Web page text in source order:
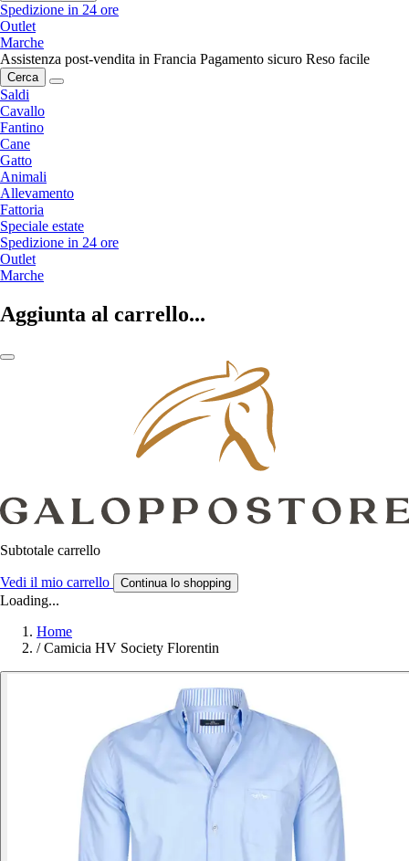
Spedizione in 24 ore
Outlet
Marche
Assistenza post-vendita in Francia Pagamento sicuro Reso facile
Cerca
Saldi
Cavallo
Fantino
Cane
Gatto
Animali
Allevamento
Fattoria
Speciale estate
Spedizione in 24 ore
Outlet
Marche
Aggiunta al carrello...
Subtotale carrello
Vedi il mio carrello Continua lo shopping
Loading...
Home
/ Camicia HV Society Florentin